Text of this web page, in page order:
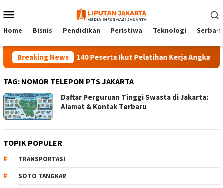
to
Menu
Home Bisnis Pendidikan Peristiwa Teknologi Serba-
Breaking News140 Peserta Ikut Pelatihan Kerja Angkatan 1
TAG: NOMOR TELEPON PTS JAKARTA
Daftar Perguruan Tinggi Swasta di Jakarta:
Alamat & Kontak Terbaru
TOPIK POPULER
TRANSPORTASI
SOTO TANGKAR